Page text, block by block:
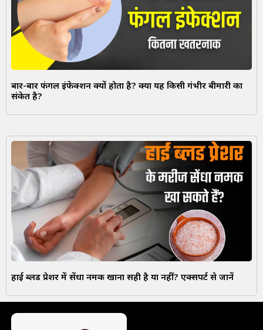
बार-बार फंगल इंफेक्शन क्यों होता है? क्या यह किसी गंभीर बीमारी का
संकेत है?
हाई ब्लड प्रेशर में सेंधा नमक खाना सही है या नहीं? एक्सपर्ट से जानें